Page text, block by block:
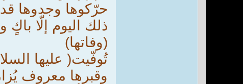
حرّكوها وجدوها قد
ذلك اليوم إلّا باكٍ
(وفاتها)
وقبرها معروف